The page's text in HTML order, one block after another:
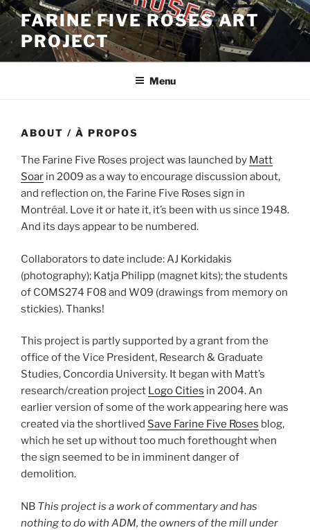
Skip
to
content
FARINE FIVE ROSES ART
PROJECT
Menu
ABOUT / À PROPOS
The Farine Five Roses project was launched by Matt
Soar in 2009 as a way to encourage discussion about,
and reflection on, the Farine Five Roses sign in
Montréal. Love it or hate it, it’s been with us since 1948.
And its days appear to be numbered.
Collaborators to date include: AJ Korkidakis
(photography); Katja Philipp (magnet kits); the students
of COMS274 F08 and W09 (drawings from memory on
stickies). Thanks!
This project is partly supported by a grant from the
office of the Vice President, Research & Graduate
Studies, Concordia University. It began with Matt’s
research/creation project Logo Cities in 2004. An
earlier version of some of the work appearing here was
created via the shortlived Save Farine Five Roses blog,
which he set up without too much forethought when
the sign seemed to be in imminent danger of
demolition.
NB This project is a work of commentary and has
nothing to do with ADM, the owners of the mill under